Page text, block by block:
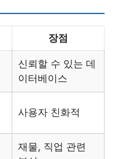
장점
신뢰할 수 있는 데
이터베이스
사용자 친화적
재물, 직업 관련